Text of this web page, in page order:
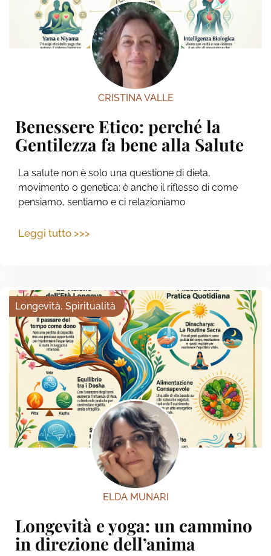
CRISTINA VALLE
Benessere Etico: perché la
Gentilezza fa bene alla Salute
La salute non è solo una questione di dieta,
movimento o genetica: è anche il riflesso di come
pensiamo, sentiamo e ci relazioniamo
Leggi tutto >>>
Longevità, Spiritualità
ELDA MUNARI
Longevità e yoga: un cammino
in direzione dell’anima